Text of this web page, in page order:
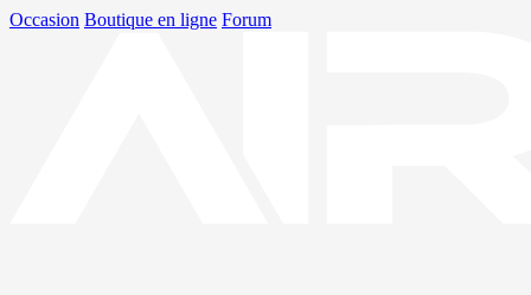
Occasion Boutique en ligne Forum